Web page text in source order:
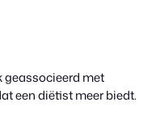
geassocieerd met
een diëtist meer biedt.